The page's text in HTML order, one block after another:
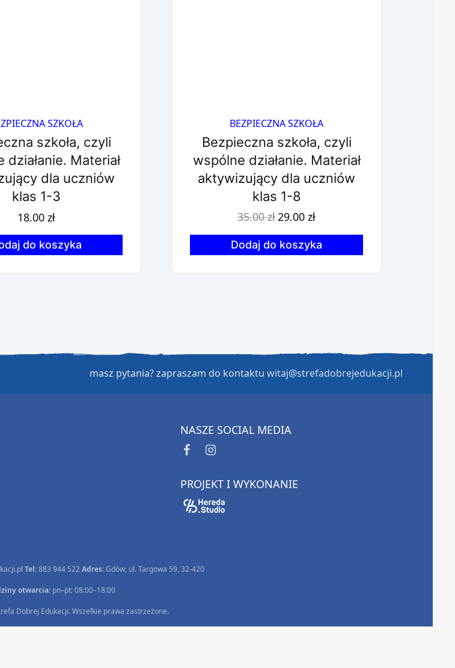
SZKOŁA
szkoła, czyli
działanie. Materiał
dla uczniów
klas 1-3
18.00 zł
do koszyka
BEZPIECZNA SZKOŁA
Bezpieczna szkoła, czyli
wspólne działanie. Materiał
aktywizujący dla uczniów
klas 1-8
35.00zł Pierwotna
cena
wynosiła:
35.00 zł.
29.00 złAktualna
wynosi:
29.00 zł.
Dodaj do koszyka
masz pytania? zapraszam do kontaktu witaj@strefadobrejedukacji.pl
NASZE SOCIAL MEDIA
PROJEKT I WYKONANIE
Tel:883 944 522Adres: Gdów, ul. Targowa 59, 32-420
otwarcia:pn–pt: 08:00–18:00
Dobrej Edukacji. Wszelkie prawa zastrzeżone.